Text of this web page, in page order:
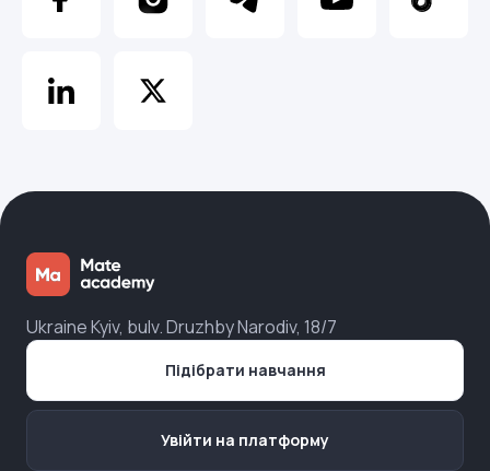
Ukraine Kyiv, bulv. Druzhby Narodiv, 18/7
Підібрати навчання
Увійти на платформу